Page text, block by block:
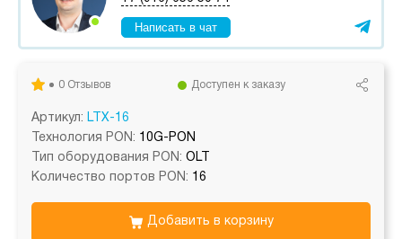
Написать в чат
0 Отзывов Доступен к заказу
Артикул: LTX-16
Технология PON: 10G-PON
Тип оборудования PON: OLT
Количество портов PON: 16
Добавить в корзину